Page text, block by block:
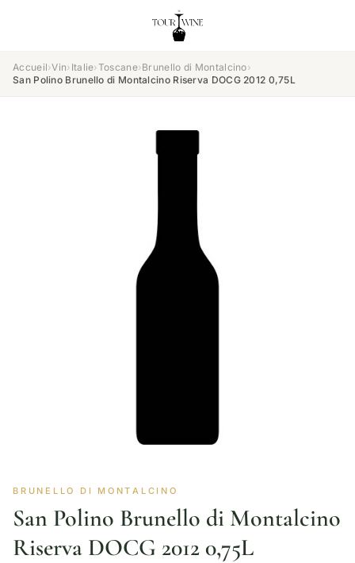
Accueil›Vin› Italie›Toscane›Brunello di Montalcino›
San Polino Brunello di Montalcino Riserva DOCG 2012 0,75L
BRUNELLO DI MONTALCINO
San Polino Brunello di Montalcino
Riserva DOCG 2012 0,75L